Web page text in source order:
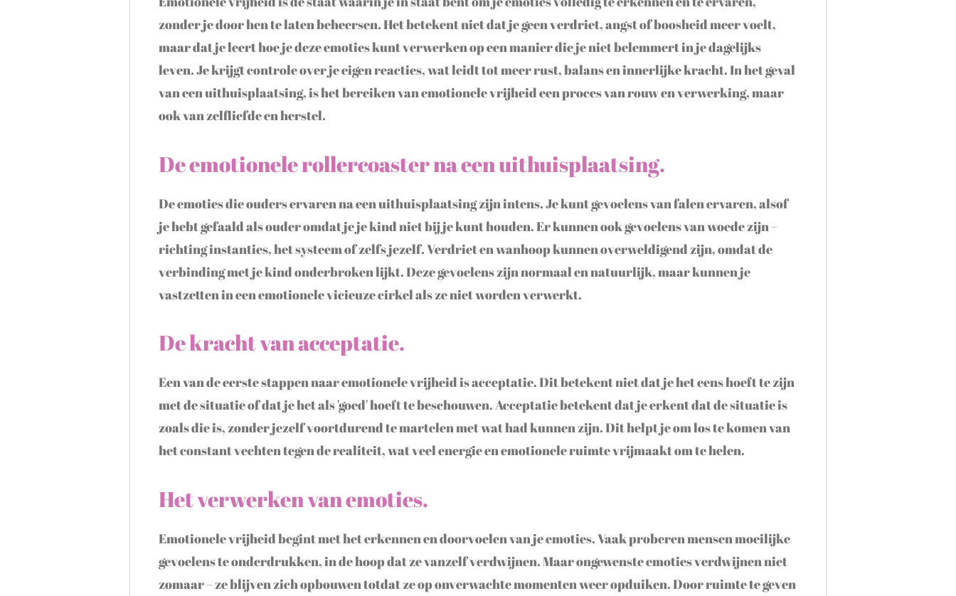
zonder je door hen te laten beheersen. Het betekent niet dat je geen verdriet, angst of boosheid meer voelt,
maar dat je leert hoe je deze emoties kunt verwerken op een manier die je niet belemmert in je dagelijks
leven. Je krijgt controle over je eigen reacties, wat leidt tot meer rust, balans en innerlijke kracht. In het geval
van een uithuisplaatsing, is het bereiken van emotionele vrijheid een proces van rouw en verwerking, maar
ook van zelfliefde en herstel.
De emotionele rollercoaster na een uithuisplaatsing.
De emoties die ouders ervaren na een uithuisplaatsing zijn intens. Je kunt gevoelens van falen ervaren, alsof
je hebt gefaald als ouder omdat je je kind niet bij je kunt houden. Er kunnen ook gevoelens van woede zijn –
richting instanties, het systeem of zelfs jezelf. Verdriet en wanhoop kunnen overweldigend zijn, omdat de
verbinding met je kind onderbroken lijkt. Deze gevoelens zijn normaal en natuurlijk, maar kunnen je
vastzetten in een emotionele vicieuze cirkel als ze niet worden verwerkt.
De kracht van acceptatie.
Een van de eerste stappen naar emotionele vrijheid is acceptatie. Dit betekent niet dat je het eens hoeft te zijn
met de situatie of dat je het als 'goed' hoeft te beschouwen. Acceptatie betekent dat je erkent dat de situatie is
zoals die is, zonder jezelf voortdurend te martelen met wat had kunnen zijn. Dit helpt je om los te komen van
het constant vechten tegen de realiteit, wat veel energie en emotionele ruimte vrijmaakt om te helen.
Het verwerken van emoties.
Emotionele vrijheid begint met het erkennen en doorvoelen van je emoties. Vaak proberen mensen moeilijke
gevoelens te onderdrukken, in de hoop dat ze vanzelf verdwijnen. Maar ongewenste emoties verdwijnen niet
zomaar – ze blijven zich opbouwen totdat ze op onverwachte momenten weer opduiken. Door ruimte te geven